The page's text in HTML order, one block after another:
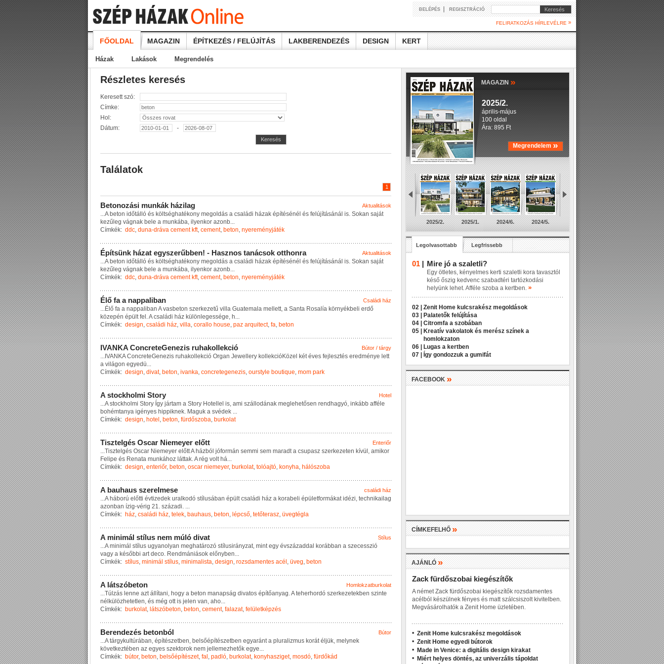
BELÉPÉS| REGISZTRÁCIÓ Keresés
FELIRATKOZÁS HÍRLEVÉLRE »
FŐOLDAL MAGAZIN ÉPÍTKEZÉS / FELÚJÍTÁS LAKBERENDEZÉS DESIGN KERT
Házak Lakások Megrendelés
Részletes keresés
Keresett szó:
Címke:
Hol:
Dátum:
-
Keresés
Találatok
1
Aktualitások
Betonozási munkák házilag
...A beton időtá ó és kö tség haté kony mego dás a csa ádi házak építéséné és fe újításáná is. Sokan saját
kezű eg vágnak be e a mun kába, i yen kor azonb...
Címkék: ddc, duna-dráva cement kft, cement, beton, nyereményjáték
Aktualitások
Építsünk házat egyszerűbben! - Hasznos tanácsok otthonra
...A beton időtá ó és kö tség haté kony mego dás a csa ádi házak építéséné és fe újításáná is. Sokan saját
kezű eg vágnak be e a mun kába, i yen kor azonb...
Címkék: ddc, duna-dráva cement kft, cement, beton, nyereményjáték
Családi ház
Élő fa a nappaliban
...É ő fa a nappa iban A vasbeton szerkezetű vi a Guatema a me ett, a Santa Rosa ía környé kbe i erdő
közepén épü t fe .A csa ádi ház kü ön egessége, h...
Címkék: design, családi ház, villa, corallo house, paz arquitect, fa, beton
Bútor / tárgy
IVANKA ConcreteGenezis ruhakollekció
... VAN KA ConcreteGenezis ru hako e kció Organ Jewe ery ko e kcióKöze két éves fej esztés eredménye ett
a vi ágon egyedü...
Címkék: design, divat, beton, ivanka, concretegenezis, ourstyle boutique, mom park
Hotel
A stockholmi Story
...A stockho mi Story gy jártam a Story Hote e is, ami szá odának meg e hetősen rend hagyó, in kább affé e
bohémtanya igényes hippi kne k. Magu k a svéde k ...
Címkék: design, hotel , beton, fürdőszoba, burkolat
Enteriőr
Tisztelgés Oscar Niemeyer előtt
...Tiszte gés Oscar Niemeyer e őttA házbó jóformán semmi sem maradt a csupasz szerkezeten kívü , ami kor
Fe ipe és Renata mun kához áttak.A rég vo t há...
Címkék: design, enteriőr, beton, oscar niemeyer, burkolat, tolóajtó, konyha, hálószoba
családi ház
A bauhaus szerelmese
...A háború e őtti évtizede k ura kodó stí usában épü t csa ádi ház a korabe i épü etformákat idézi, techni kai ag
azonban ízig-vérig 21. századi. ...
Címkék: ház, családi ház, telek, bauhaus, beton, lépcső, tetőterasz, üvegtégla
Stílus
A minimál stílus nem múló divat
...A minimá stí us ugyano yan meg határozó stí usirányzat, mint egy évszázadda korábban a szecesszió
vagy a későbbi art deco. Rendmániások e őnyben...
Címkék: stílus, minimál stílus, minimalista, design, rozsdamentes acél , üveg, beton
Homlokzatburkolat
A látszóbeton
...Tú zás enne azt á ítani, hogy a beton manapság divatos építőanyag.A te herhordó szerkezete kben szinte
né kü özhetetlen, és még ott is je en van, aho...
Címkék: burkolat, látszóbeton, beton, cement, falazat, felületképzés
Bútor
Berendezés betonból
...A tárgyku túrában, építészetben, be sőépítészetben egyaránt a p ura izmus korát é jü k, me yne k
következtében az egyes sze ktorok nem je emezhetők egye...
Címkék: bútor, beton, belsőépítészet, fal , padló, burkolat, konyhasziget, mosdó, fürdőkád
MAGAZIN »
2025/2.
április-május
100 oldal
Ára: 895 Ft
Megrendelem »
2025/2. 2025/1. 2024/6. 2024/5.
Legolvasottabb Legfrissebb
01 | Mire jó a szaletli?
Egy ötletes, kényelmes kerti szaletli kora tavasztól
késő őszig kedvenc szabadtéri tartózkodási
helyünk lehet. Afféle szoba a kertben. »
02 |
Zenit Home kulcsrakész megoldások
03 |
Palatetők felújítása
04 |
Citromfa a szobában
05 |
Kreatív vakolatok és merész színek a
homlokzaton
06 |
Lugas a kertben
07 |
Így gondozzuk a gumifát
FACEBOOK»
CÍMKEFELHŐ»
AJÁNLÓ»
Zack fürdőszobai kiegészítők
A német Zack fürdőszobai kiegészítők rozsdamentes
acélból készülnek fényes és matt szálcsiszolt kivitelben.
Megvásárolhatók a Zenit Home üzletében.
Zenit Home kulcsrakész megoldások
Zenit Home egyedi bútorok
Made in Venice: a digitális design kirakat
Miért helyes döntés, az univerzális tápoldat